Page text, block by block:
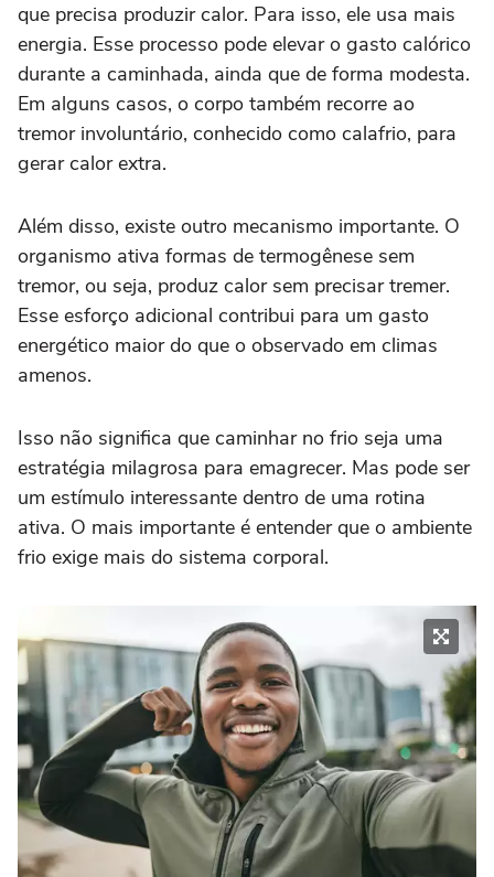
que precisa produzir calor. Para isso, ele usa mais
energia. Esse processo pode elevar o gasto calórico
durante a caminhada, ainda que de forma modesta.
Em alguns casos, o corpo também recorre ao
tremor involuntário, conhecido como calafrio, para
gerar calor extra.
Além disso, existe outro mecanismo importante. O
organismo ativa formas de termogênese sem
tremor, ou seja, produz calor sem precisar tremer.
Esse esforço adicional contribui para um gasto
energético maior do que o observado em climas
amenos.
Isso não significa que caminhar no frio seja uma
estratégia milagrosa para emagrecer. Mas pode ser
um estímulo interessante dentro de uma rotina
ativa. O mais importante é entender que o ambiente
frio exige mais do sistema corporal.